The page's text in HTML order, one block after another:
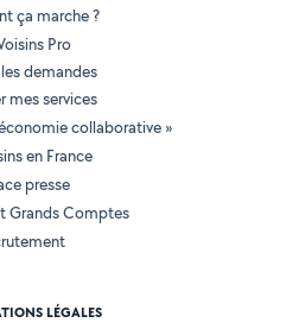
ça marche ?
Pro
demandes
mes services
collaborative »
en France
presse
Grands Comptes
LÉGALES